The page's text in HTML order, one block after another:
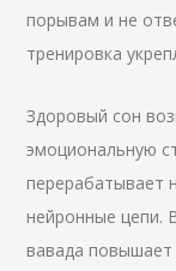
порывам и не
тренировка
Здоровый сон
эмоциональную
перерабатывает
нейронные цепи.
вавада повышает